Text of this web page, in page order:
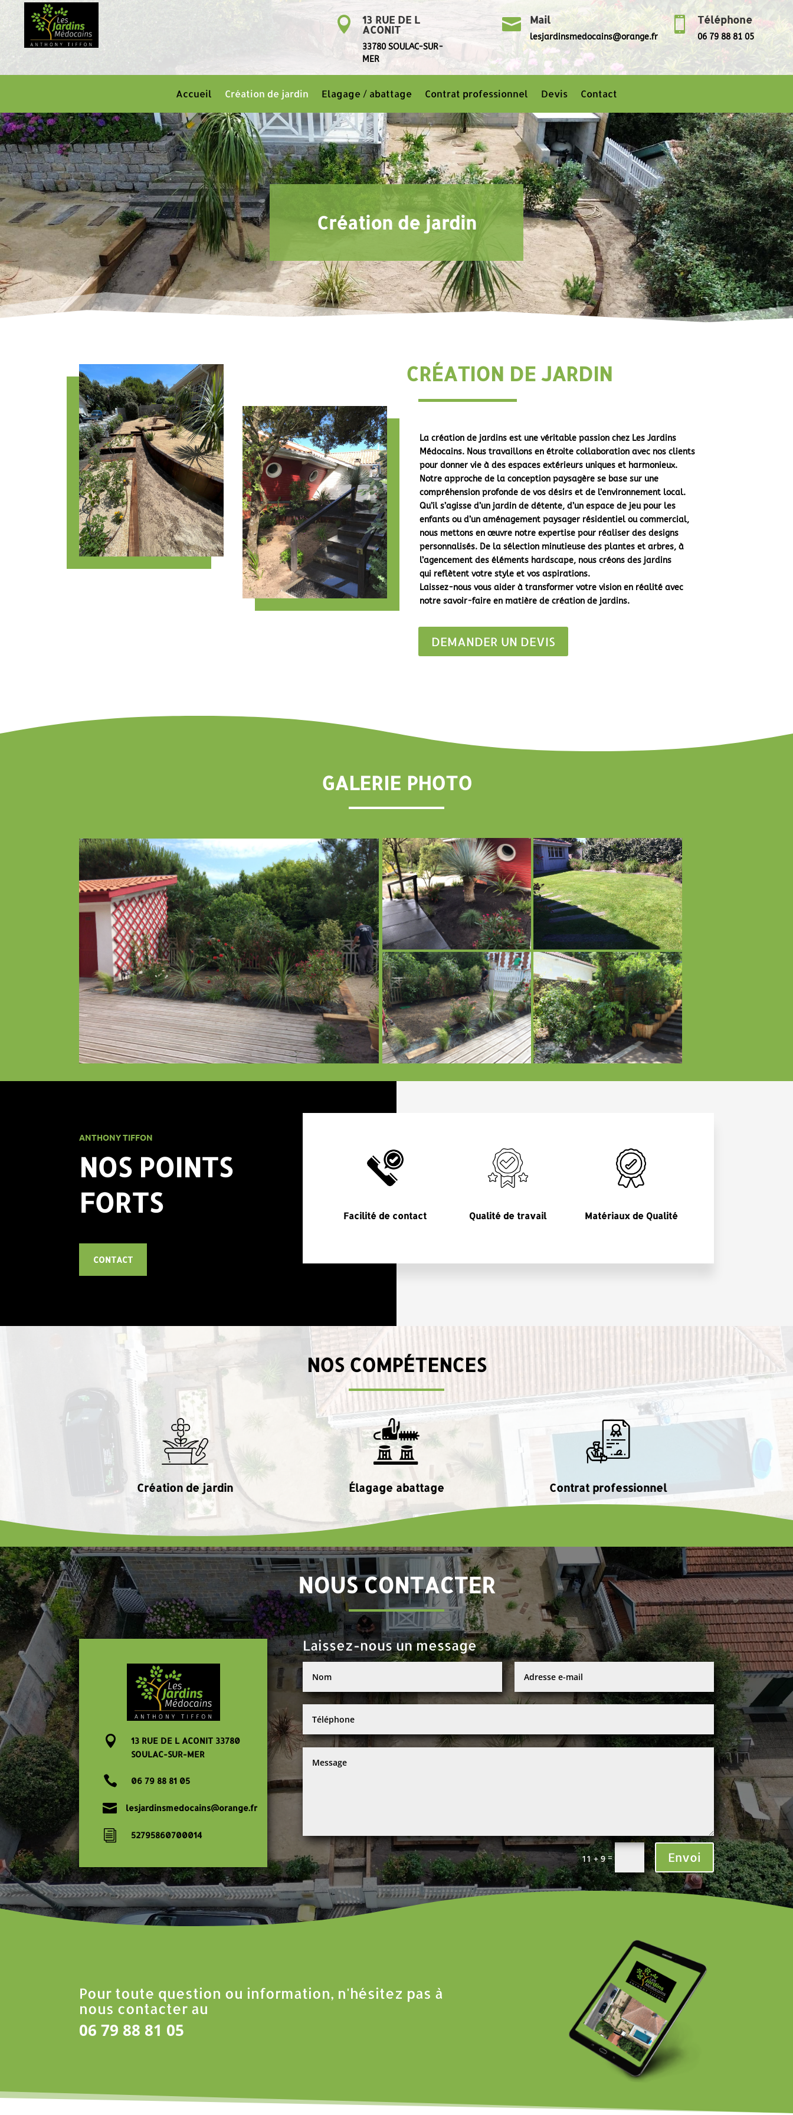
 13 RUE DE L
ACONIT
33780 SOULAC-SUR-
MER
 Mail
lesjardinsmedocains@orange.fr
 Téléphone
06 79 88 81 05
Accueil Création de jardin Elagage / abattage Contrat professionnel Devis Contact
Création de jardin
CRÉATION DE JARDIN
La création de jardins est une véritable passion chez Les Jardins
Médocains. Nous travaillons en étroite collaboration avec nos clients
pour donner vie à des espaces extérieurs uniques et harmonieux.
Notre approche de la conception paysagère se base sur une
compréhension profonde de vos désirs et de l’environnement local.
Qu’il s’agisse d’un jardin de détente, d’un espace de jeu pour les
enfants ou d’un aménagement paysager résidentiel ou commercial,
nous mettons en œuvre notre expertise pour réaliser des designs
personnalisés. De la sélection minutieuse des plantes et arbres, à
l’agencement des éléments hardscape, nous créons des jardins
qui reflètent votre style et vos aspirations.
Laissez-nous vous aider à transformer votre vision en réalité avec
notre savoir-faire en matière de création de jardins.
DEMANDER UN DEVIS
GALERIE PHOTO
ANTHONY TIFFON
NOS POINTS
FORTS
CONTACT
Facilité de contact Qualité de travail Matériaux de Qualité
NOS COMPÉTENCES
Création de jardin Élagage abattage Contrat professionnel
NOUS CONTACTER

13 RUE DE L ACONIT 33780
SOULAC-SUR-MER
 06 79 88 81 05
 lesjardinsmedocains@orange.fr
i 52795860700014
Laissez-nous un message
11 + 9= Envoi
Pour toute question ou information, n'hésitez pas à
nous contacter au
06 79 88 81 05